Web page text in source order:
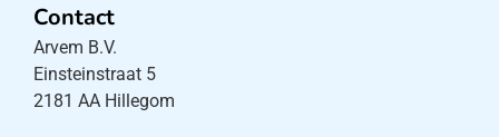
Contact
Arvem B.V.
Einsteinstraat 5
2181 AA Hillegom